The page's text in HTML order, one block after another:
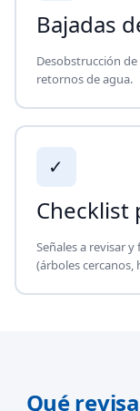
Bajadas
Desobstrucción
retornos de agua.
✓
Checklist
Señales a revisar
(árboles cercanos,
Qué